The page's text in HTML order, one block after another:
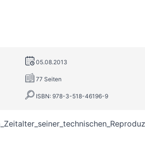
05.08.2013
77 Seiten
ISBN: 978-3-518-46196-9